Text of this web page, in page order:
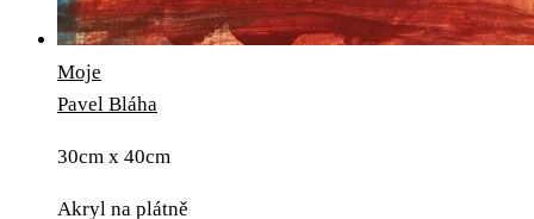
Moje
Pavel Bláha
30cm x 40cm
Akryl na plátně